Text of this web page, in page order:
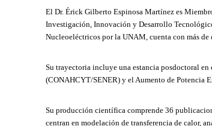
El Dr. Érick Gilberto Espinosa Martínez es
Investigación, Innovación y Desarrollo
Nucleoeléctricos por la UNAM, cuenta con más
Su trayectoria incluye una estancia posdoctoral
(CONAHCYT/SENER) y el Aumento de Potencia
Su producción científica comprende 36
centran en modelación de transferencia de calor,